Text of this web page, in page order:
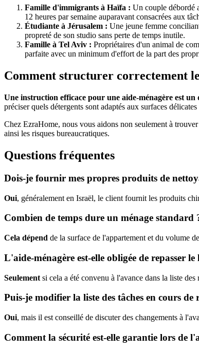
Famille d'immigrants à Haïfa : Un couple débordé
12 heures par semaine auparavant consacrées aux
Étudiante à Jérusalem : Une jeune femme
propreté de son studio sans perte de temps inutile.
Famille à Tel Aviv : Propriétaires d'un animal de
parfaite avec un minimum d'effort de la part des
Comment structurer correctement
Une instruction efficace pour une aide-ménagère est
préciser quels détergents sont adaptés aux surfaces
Chez EzraHome, nous vous aidons non seulement à
ainsi les risques bureaucratiques.
Questions fréquentes
Dois-je fournir mes propres produits de
Oui, généralement en Israël, le client fournit les produits
Combien de temps dure un ménage standard
Cela dépend de la surface de l'appartement et du volume
L'aide-ménagère est-elle obligée de repasser le
Seulement si cela a été convenu à l'avance dans la liste
Puis-je modifier la liste des tâches en cours de
Oui, mais il est conseillé de discuter des changements à
Comment la sécurité est-elle garantie lors de